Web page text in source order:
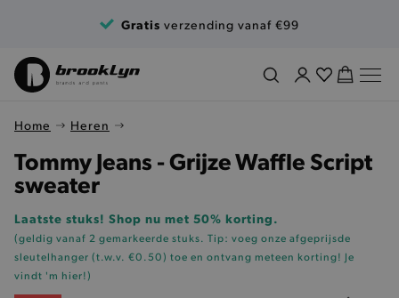
Gratis verzending vanaf €99
Home Heren
Tommy Jeans - Grijze Waffle Script
sweater
Laatste stuks! Shop nu met 50% korting.
(geldig vanaf 2 gemarkeerde stuks. Tip: voeg onze afgeprijsde
sleutelhanger (t.w.v. €0.50) toe en ontvang meteen korting! Je
vindt 'm hier!)